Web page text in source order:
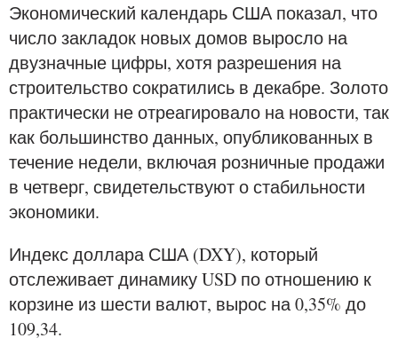
Экономический календарь США показал, что
число закладок новых домов выросло на
двузначные цифры, хотя разрешения на
строительство сократились в декабре. Золото
практически не отреагировало на новости, так
как большинство данных, опубликованных в
течение недели, включая розничные продажи
в четверг, свидетельствуют о стабильности
экономики.
Индекс доллара США (DXY), который
отслеживает динамику USD по отношению к
корзине из шести валют, вырос на 0,35% до
109,34.